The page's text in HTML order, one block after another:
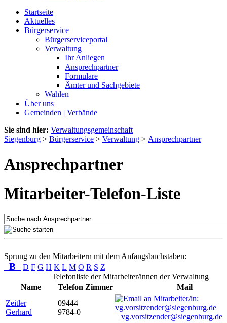
Startseite
Aktuelles
Bürgerservice
Bürgerserviceportal
Verwaltung
Ihr Anliegen
Ansprechpartner
Formulare
Ämter und Sachgebiete
Wahlen
Über uns
Gemeinden | Verbände
Sie sind hier: Verwaltungsgemeinschaft
Siegenburg > Bürgerservice > Verwaltung > Ansprechpartner
Ansprechpartner
Mitarbeiter-Telefon-Liste
Sprung zu den Mitarbeitern mit dem Anfangsbuchstaben:
B D F G H K L M O R S Z
Telefonliste der Mitarbeiter/innen der Verwaltung
Name
Telefon Zimmer
Mail
Zeitler
Gerhard
09444
9784-0
vg.vorsitzender@siegenburg.de